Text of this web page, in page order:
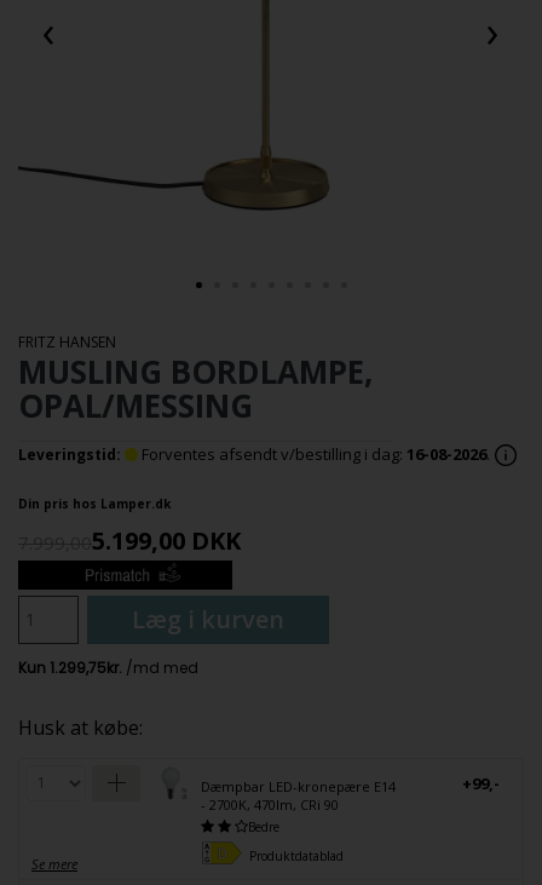
‹ ›
FRITZ HANSEN
MUSLING BORDLAMPE,
OPAL/MESSING
Leveringstid: Forventes afsendt v/bestilling i dag: 16-08-2026.
Din pris hos Lamper.dk
5.199,00 DKK
Læg i kurven
Husk at købe:
Se mere
Dæmpbar LED-kronepære E14
- 2700K, 470lm, CRi 90
Bedre
Produktdatablad
+99,-